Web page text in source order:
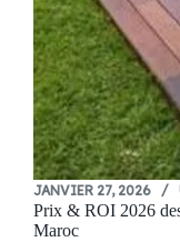
JANVIER 27, 2026
Prix & ROI 2026
Maroc